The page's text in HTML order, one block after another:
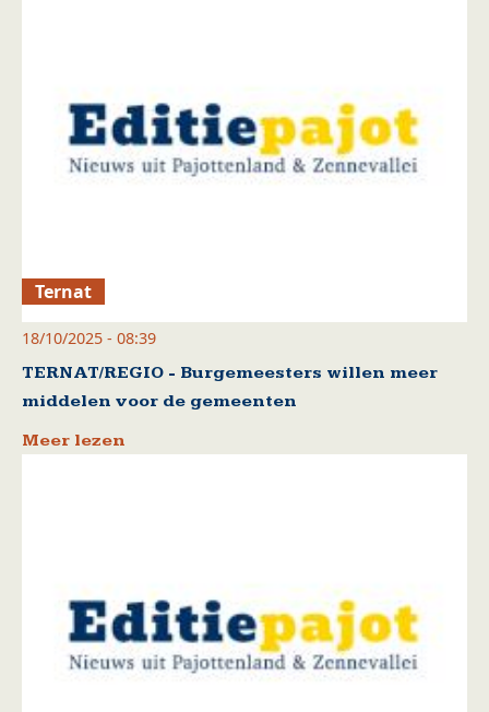
Ternat
18/10/2025 - 08:39
TERNAT/REGIO - Burgemeesters willen meer
middelen voor de gemeenten
Meer lezen